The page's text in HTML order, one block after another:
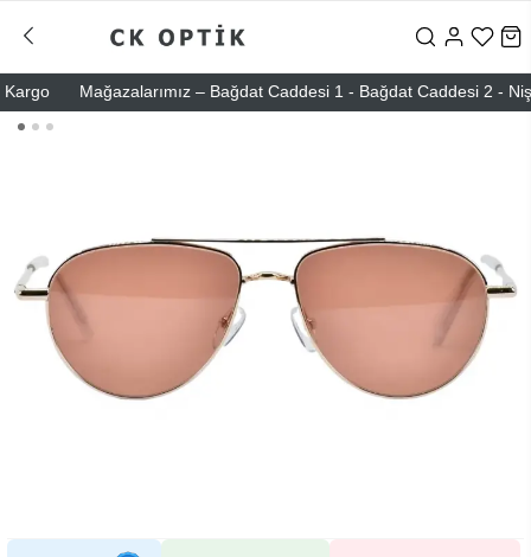
Mağazalarımız – Bağdat Caddesi 1 - Bağdat Caddesi 2 -